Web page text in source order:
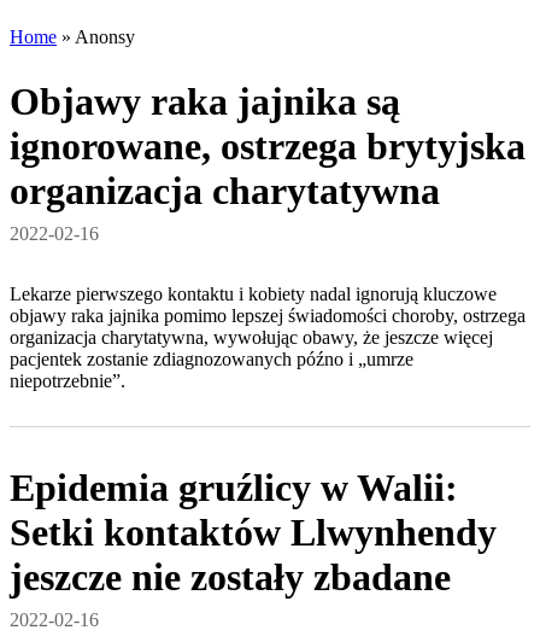
Home » Anonsy
Objawy raka jajnika są
ignorowane, ostrzega brytyjska
organizacja charytatywna
2022-02-16
Lekarze pierwszego kontaktu i kobiety nadal ignorują kluczowe
objawy raka jajnika pomimo lepszej świadomości choroby, ostrzega
organizacja charytatywna, wywołując obawy, że jeszcze więcej
pacjentek zostanie zdiagnozowanych późno i „umrze
niepotrzebnie”.
Epidemia gruźlicy w Walii:
Setki kontaktów Llwynhendy
jeszcze nie zostały zbadane
2022-02-16